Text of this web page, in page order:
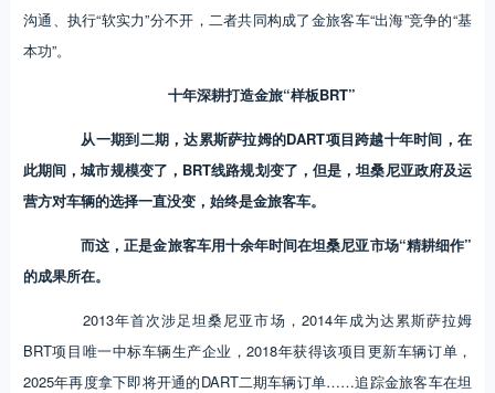
沟通、执行“软实力”分不开，二者共同构成了金旅客车“出海”竞争的“基
本功”。
十年深耕打造金旅“样板BRT”
从一期到二期，达累斯萨拉姆的DART项目跨越十年时间，在
此期间，城市规模变了，BRT线路规划变了，但是，坦桑尼亚政府及运
营方对车辆的选择一直没变，始终是金旅客车。
而这，正是金旅客车用十余年时间在坦桑尼亚市场“精耕细作”
的成果所在。
2013年首次涉足坦桑尼亚市场，2014年成为达累斯萨拉姆
BRT项目唯一中标车辆生产企业，2018年获得该项目更新车辆订单，
2025年再度拿下即将开通的DART二期车辆订单……追踪金旅客车在坦